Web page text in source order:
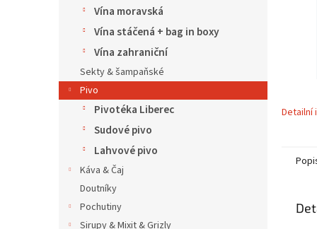
Vína moravská
Vína stáčená + bag in boxy
Vína zahraniční
Sekty & šampaňské
Pivo
Pivotéka Liberec
Sudové pivo
Lahvové pivo
Káva & Čaj
Doutníky
Pochutiny
Sirupy & Mixit & Grizly
Detailní